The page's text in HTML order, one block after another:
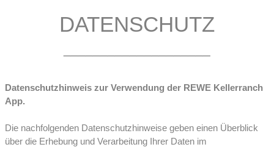
DATENSCHUTZ
Datenschutzhinweis zur Verwendung der REWE Kellerranch
App.
Die nachfolgenden Datenschutzhinweise geben einen Überblick
über die Erhebung und Verarbeitung Ihrer Daten im